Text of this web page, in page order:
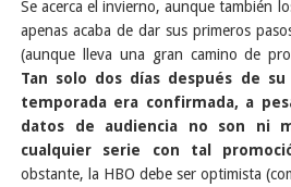
Se acerca el invierno, aunque también
apenas acaba de dar sus primeros
(aunque lleva una gran camino de
Tan solo dos días después de
temporada era confirmada, a
datos de audiencia no son ni
cualquier serie con tal
obstante, la HBO debe ser optimista